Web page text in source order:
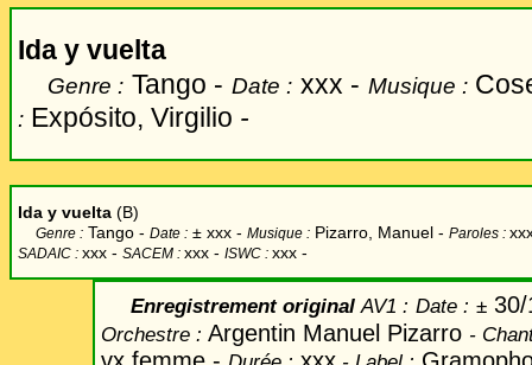
Ida y vuelta
Genre : Tango - Date : xxx - Musique :
: Expósito, Virgilio -
Ida y vuelta (B)
Genre : Tango - Date : ± xxx - Musique : Pizarro, Manuel - Paroles :
SADAIC : xxx - SACEM : xxx - ISWC : xxx -
Enregistrement originalAV1 : Date : ± 30/
Orchestre : Argentin Manuel Pizarro -